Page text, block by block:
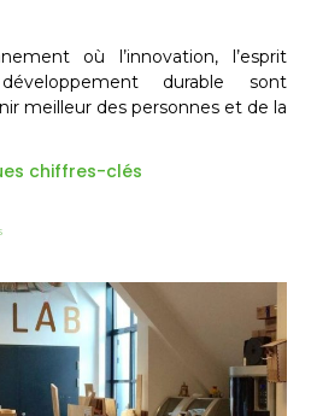
où l’innovation, l’esprit
durable sont
meilleur des personnes et de la
chiffres-clés